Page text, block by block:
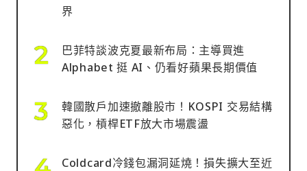
界
巴菲特談波克夏最新布局：主導買進
Alphabet 挺 AI、仍看好蘋果長期價值
韓國散戶加速撤離股市！KOSPI 交易結構
惡化，槓桿ETF放大市場震盪
Coldcard冷錢包漏洞延燒！損失擴大至近